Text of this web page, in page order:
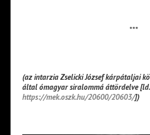
***
(az intarzia Zselicki József kárpátaljai
által ómagyar siralommá áttördelve[ld.
https://mek.oszk.hu/20600/20603/])